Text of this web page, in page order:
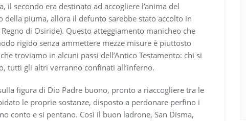
secondo era destinato ad accogliere l’anima del
della piuma, allora il defunto sarebbe stato accolto in
di Osiride). Questo atteggiamento manicheo che
rigido senza ammettere mezze misure è piuttosto
troviamo in alcuni passi dell’Antico Testamento: chi si
tutti gli altri verranno confinati all’inferno.
figura di Dio Padre buono, pronto a riaccogliere tra le
le proprie sostanze, disposto a perdonare perfino i
conto e si pentano. Così il buon ladrone, San Disma,